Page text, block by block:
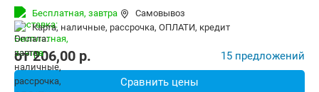
Количество рецептов:
Дополнительные функции:
Материал корпуса: Пластик
Бесплатная, завтра
Самовывоз
карта, наличные, рассрочка, ОПЛАТИ, кредит
от206,00 p. 15 предложений
Сравнить цены